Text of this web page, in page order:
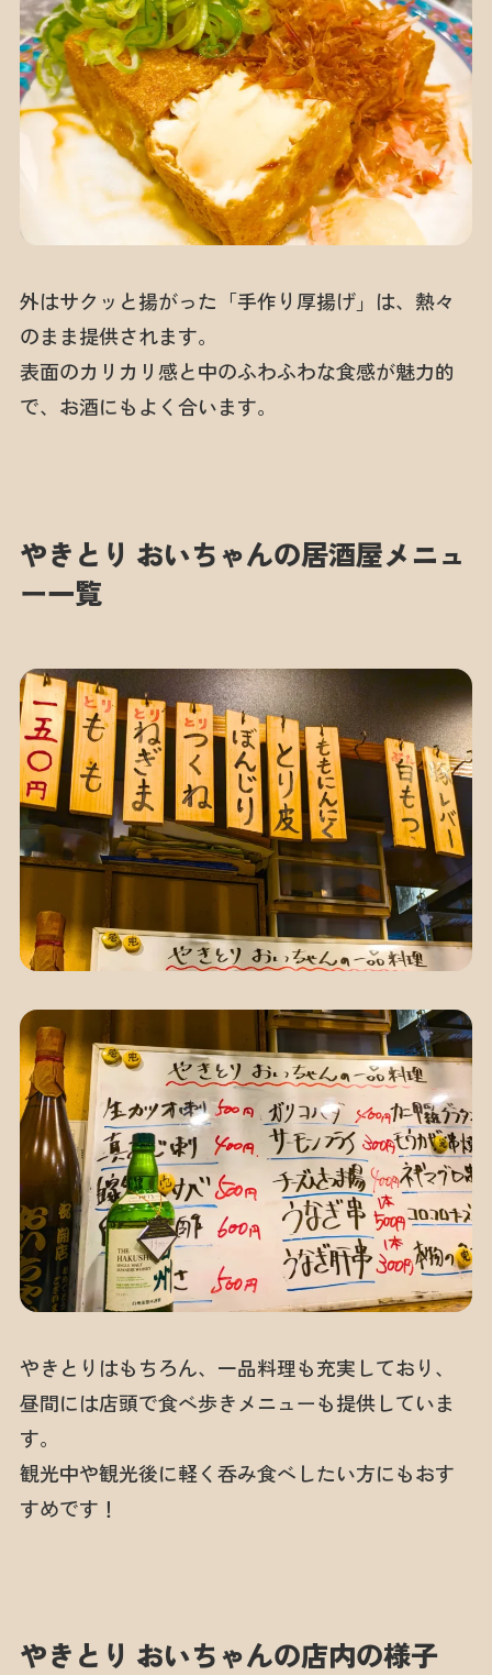
外はサクッと揚がった「手作り厚揚げ」は、熱々
のまま提供されます。
表面のカリカリ感と中のふわふわな食感が魅力的
で、お酒にもよく合います。
やきとり おいちゃんの居酒屋メニュ
ー一覧
やきとりはもちろん、一品料理も充実しており、
昼間には店頭で食べ歩きメニューも提供していま
す。
観光中や観光後に軽く呑み食べしたい方にもおす
すめです！
やきとり おいちゃんの店内の様子